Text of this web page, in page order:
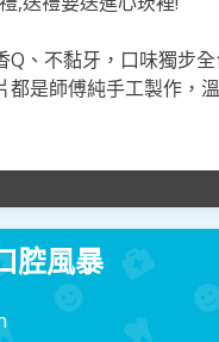
、不黏牙，口味獨步
是師傅純手工製作，
腔風暴